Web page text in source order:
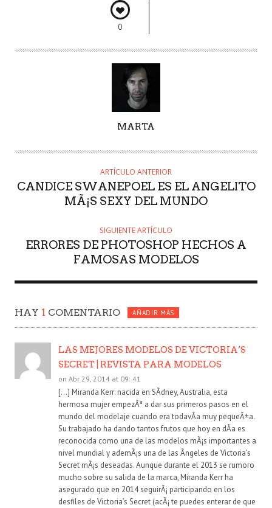
0
T
R
MARTA
ARTÍCULO ANTERIOR
CANDICE SWANEPOEL ES EL ANGELITO
MÃ¡S SEXY DEL MUNDO
SIGUIENTE ARTÍCULO
ERRORES DE PHOTOSHOP HECHOS A
FAMOSAS MODELOS
HAY 1 COMENTARIO AÑADIR MÁS
LAS MEJORES MODELOS DE VICTORIA’S
SECRET | REVISTA PARA MODELOS
on Abr 29, 2014 at 09: 41
[…] Miranda Kerr: nacida en SÃ­dney, Australia, esta
hermosa mujer empezÃ³ a dar sus primeros pasos en el
mundo del modelaje cuando era todavÃ­a muy pequeÃ±a.
Su trabajado ha dando tantos frutos que hoy en dÃ­a es
reconocida como una de las modelos mÃ¡s importantes a
nivel mundial y ademÃ¡s una de las Ãngeles de Victoria’s
Secret mÃ¡s deseadas. Aunque durante el 2013 se rumoro
mucho sobre su salida de la marca, Miranda Kerr ha
asegurado que en 2014 seguirÃ¡ participando en los
desfiles de Victoria’s Secret (acÃ¡ te puedes enterar de que